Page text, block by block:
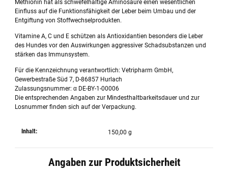
Methionin hat als schwefelhaltige Aminosäure einen wesentlichen
Einfluss auf die Funktionsfähigkeit der Leber beim Umbau und der
Entgiftung von Stoffwechselprodukten.
Vitamine A, C und E schützen als Antioxidantien besonders die Leber
des Hundes vor den Auswirkungen aggressiver Schadsubstanzen und
stärken das Immunsystem.
Für die Kennzeichnung verantwortlich: Vetripharm GmbH,
Gewerbestraße Süd 7, D-86857 Hurlach
Zulassungsnummer: α DE-BY-1-00006
Die entsprechenden Angaben zur Mindesthaltbarkeitsdauer und zur
Losnummer finden sich auf der Verpackung.
Inhalt: 150,00 g
Angaben zur Produktsicherheit